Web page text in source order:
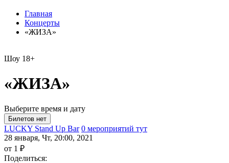
Главная
Концерты
«ЖИЗА»
Шоу 18+
«ЖИЗА»
Выберите время и дату
LUCKY Stand Up Bar 0 мероприятий тут
28 января, Чт, 20:00, 2021
от 1 ₽
Поделиться: